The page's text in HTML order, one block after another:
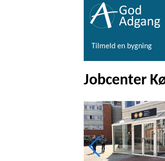
Tilmeld en bygning
Jobcenter